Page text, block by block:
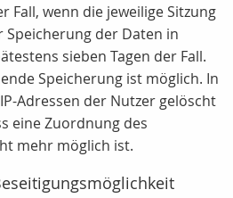
Fall, wenn die jeweilige Sitzung
Speicherung der Daten in
sieben Tagen der Fall.
Speicherung ist möglich. In
Adressen der Nutzer gelöscht
eine Zuordnung des
mehr möglich ist.